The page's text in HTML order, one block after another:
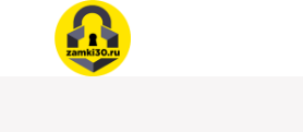
Перейти
содержимому